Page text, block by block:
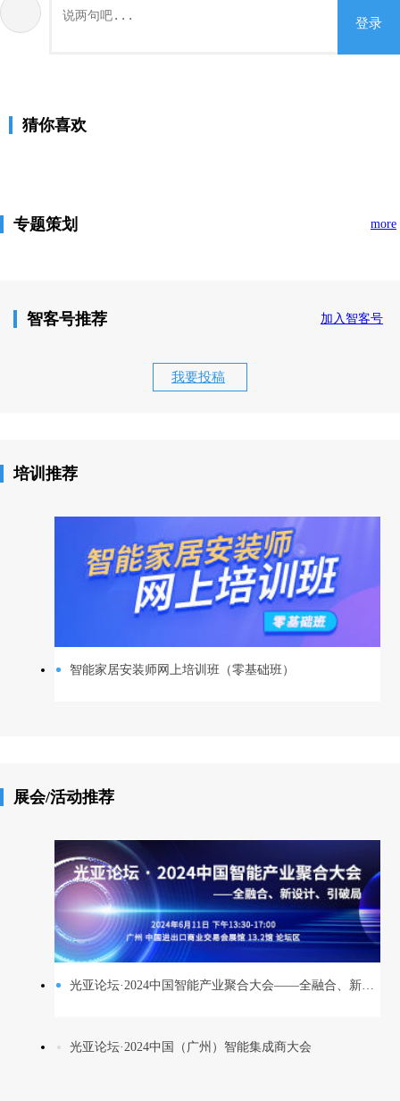
登录
猜你喜欢
专题策划 more
智客号推荐 加入智客号
我要投稿
培训推荐
智能家居安装师网上培训班（零基础班）
展会/活动推荐
光亚论坛·2024中国智能产业聚合大会——全融合、新设计、引破局
光亚论坛·2024中国（广州）智能集成商大会